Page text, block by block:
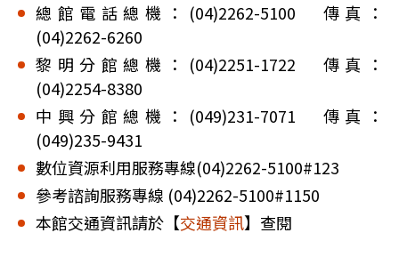
總館電話總機：(04)2262-5100 傳真：
(04)2262-6260
黎明分館總機：(04)2251-1722 傳真：
(04)2254-8380
中興分館總機：(049)231-7071 傳真：
(049)235-9431
數位資源利用服務專線(04)2262-5100#123
參考諮詢服務專線 (04)2262-5100#1150
本館交通資訊請於【交通資訊】查閱